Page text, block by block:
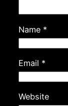
Name *
Email *
Website